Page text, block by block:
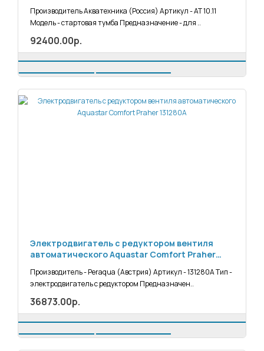
Производитель Акватехника (Россия) Артикул - АТ 10.11
Модель - стартовая тумба Предназначение - для ..
92400.00р.
Электродвигатель с редуктором вентиля
автоматического Aquastar Comfort Praher
Производитель - Peraqua (Австрия) Артикул - 131280А Тип -
электродвигатель с редуктором Предназначен..
36873.00р.